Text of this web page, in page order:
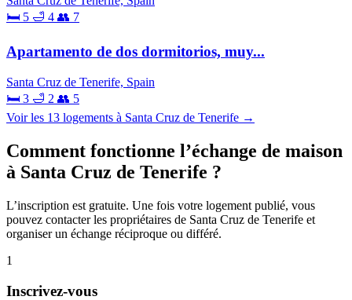
🛏 5 🛁 4 👥 7
Apartamento de dos dormitorios, muy...
Santa Cruz de Tenerife, Spain
🛏 3 🛁 2 👥 5
Voir les 13 logements à Santa Cruz de Tenerife →
Comment fonctionne l’échange de maison
à Santa Cruz de Tenerife ?
L’inscription est gratuite. Une fois votre logement publié, vous
pouvez contacter les propriétaires de Santa Cruz de Tenerife et
organiser un échange réciproque ou différé.
1
Inscrivez-vous